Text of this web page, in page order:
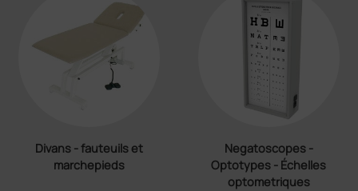
Divans - fauteuils et
marchepieds
Negatoscopes -
Optotypes - Échelles
optometriques